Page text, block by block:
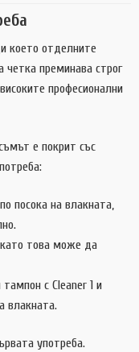
което отделните
четка преминава строг
професионални
е покрит със
посока на влакната,
като това може да
с Cleaner 1 и
влакната.
употреба.